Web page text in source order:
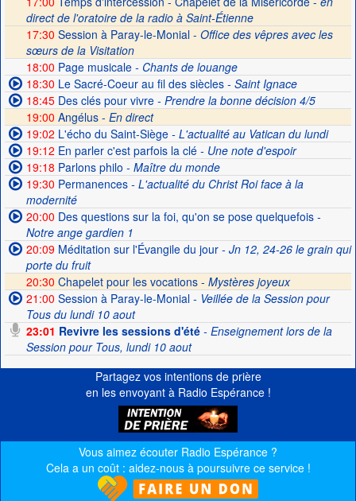
direct de l'oratoire de la radio à Saint-Étienne
17:30 Session à Paray-le-Monial - Office des vêpres avec les
sœurs de la Visitation
18:00 Page musicale- Chants de louange
18:30 Le Sacré-Coeur au fil des siècles- Saint Ignace
18:45Des clés pour vivre- Prendre la bonne décision 4/5
19:00 Angélus - En direct
19:02 L'écho du Saint-Siège- L'actualité au Vatican du lundi
19:12 En parler c'est parfois la clé- Une note d'espoir
19:18 Parlons philo - Maître du monde
19:30 Permanences- L'actualité du Christ Roi face à la
modernité
20:00 Des questions sur la foi, qu'on se pose quelquefois-
Notre ange gardien 1
20:09Méditation sur l'Évangile du jour- Jn 12, 24-26 le grain qui
porte du fruit
20:30 Chapelet pour les vocations - Mystères joyeux
21:00 Session à Paray-le-Monial- Veillée de la Session pour
Tous du lundi 10 aout
23:01 Revivre les sessions d'été- Enseignement lors de la
Session pour Tous, lundi 10 aout
Partagez vos intentions de prière
en les envoyant à Radio Espérance !
Vous aimez écouter Radio Espérance ?
Cela a un coût : aidez-nous à poursuivre ce service !